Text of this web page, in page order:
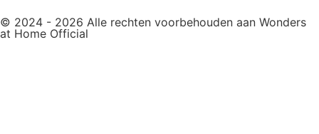
© 2024 - 2026 Alle rechten voorbehouden aan Wonders
at Home Official